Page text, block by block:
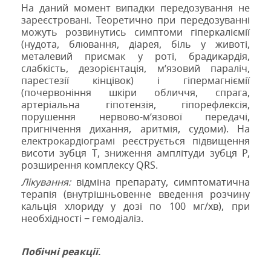
На даний момент випадки передозування не
зареєстровані. Теоретично при передозуванні
можуть розвинутись симптоми гіперкаліємії
(нудота, блювання, діарея, біль у животі,
металевий присмак у роті, брадикардія,
слабкість, дезорієнтація, м’язовий параліч,
парестезії кінцівок) і гіпермагніємії
(почервоніння шкіри обличчя, спрага,
артеріальна гіпотензія, гіпорефлексія,
порушення нервово-м’язової передачі,
пригнічення дихання, аритмія, судоми). На
електрокардіограмі реєструється підвищення
висоти зубця Т, зниження амплітуди зубця Р,
розширення комплексу QRS.
Лікування:відміна препарату, симптоматична
терапія (внутрішньовенне введення розчину
кальція хлориду у дозі по 100 мг/хв), при
необхідності − гемодіаліз.
Побічні реакції.